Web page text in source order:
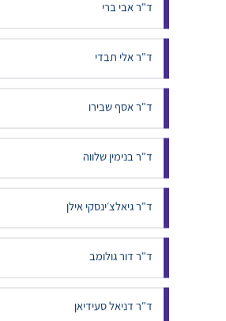
רופאי המרכז
הניתוח
ד"ר אבי ברי
ד"ר אלי תבדי
ד"ר אסף שבירו
ד"ר בנימין שלווה
ד"ר גיאלצ׳ינסקי אילן